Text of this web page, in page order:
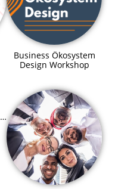
Business Ökosystem
Design Workshop